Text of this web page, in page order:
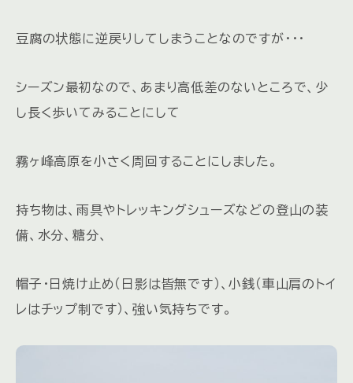
豆腐の状態に逆戻りしてしまうことなのですが・・・
シーズン最初なので、あまり高低差のないところで、少
し長く歩いてみることにして
霧ヶ峰高原を小さく周回することにしました。
持ち物は、雨具やトレッキングシューズなどの登山の装
備、水分、糖分、
帽子・日焼け止め（日影は皆無です）、小銭（車山肩のトイ
レはチップ制です）、強い気持ちです。